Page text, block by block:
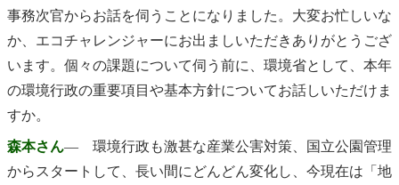
事務次官からお話を伺うことになりました。大変お忙しいな
か、エコチャレンジャーにお出ましいただきありがとうござ
います。個々の課題について伺う前に、環境省として、本年
の環境行政の重要項目や基本方針についてお話しいただけま
すか。
森本さん― 環境行政も激甚な産業公害対策、国立公園管理
からスタートして、長い間にどんどん変化し、今現在は「地